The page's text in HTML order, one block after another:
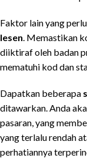
Faktor lain yang
lesen . Memastikan
diiktiraf oleh badan
mematuhi kod dan
Dapatkan beberapa
ditawarkan. Anda
pasaran, yang
yang terlalu rendah
perhatiannya